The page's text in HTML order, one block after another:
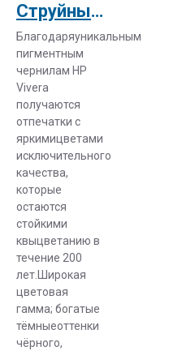
Струйный плоттер HP Designjet Z3200ps 44 inch Printer (Q6721B)
Благодаряуникальным
пигментным
чернилам HP
Vivera
получаются
отпечатки с
яркимицветами
исключительного
качества,
которые
остаются
стойкими
квыцветанию в
течение 200
лет.Широкая
цветовая
гамма; богатые
тёмныеоттенки
чёрного,